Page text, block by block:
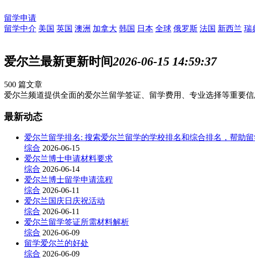
留学申请
留学中介 美国 英国 澳洲 加拿大 韩国 日本 全球 俄罗斯 法国 新西兰 瑞
爱尔兰最新更新时间2026-06-15 14:59:37
500 篇文章
爱尔兰频道提供全面的爱尔兰留学签证、留学费用、专业选择等重要
最新动态
爱尔兰留学排名: 搜索爱尔兰留学的学校排名和综合排名，帮助留
综合 2026-06-15
爱尔兰博士申请材料要求
综合 2026-06-14
爱尔兰博士留学申请流程
综合 2026-06-11
爱尔兰国庆日庆祝活动
综合 2026-06-11
爱尔兰留学签证所需材料解析
综合 2026-06-09
留学爱尔兰的好处
综合 2026-06-09